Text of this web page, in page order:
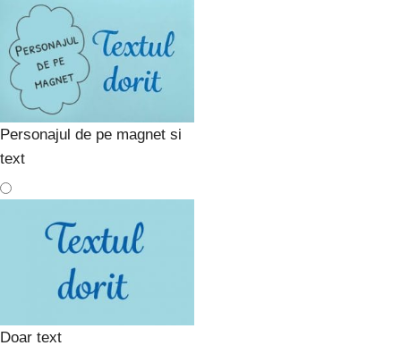
Personajul de pe magnet si
text
Doar text